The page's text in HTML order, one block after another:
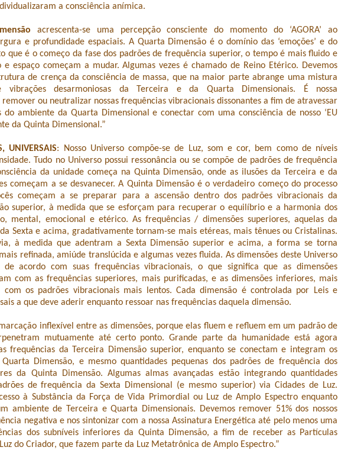
a consciência anímica.
acrescenta-se uma percepção consciente do momento do ‘AGORA’ ao
e profundidade espaciais. A Quarta Dimensão é o domínio das ‘emoções’ e do
que é o começo da fase dos padrões de frequência superior, o tempo é mais fluido e
espaço começam a mudar. Algumas vezes é chamado de Reino Etérico. Devemos
de crença da consciência de massa, que na maior parte abrange uma mistura
vibrações desarmoniosas da Terceira e da Quarta Dimensionais. É nossa
remover ou neutralizar nossas frequências vibracionais dissonantes a fim de atravessar
do ambiente da Quarta Dimensional e conectar com uma consciência de nosso ‘EU
da Quinta Dimensional.”
UNIVERSAIS: Nosso Universo compõe-se de Luz, som e cor, bem como de níveis
Tudo no Universo possui ressonância ou se compõe de padrões de frequência
da unidade começa na Quinta Dimensão, onde as ilusões da Terceira e da
começam a se desvanecer. A Quinta Dimensão é o verdadeiro começo do processo
começam a se preparar para a ascensão dentro dos padrões vibracionais da
superior, à medida que se esforçam para recuperar o equilíbrio e a harmonia dos
mental, emocional e etérico. As frequências / dimensões superiores, aquelas da
Sexta e acima, gradativamente tornam-se mais etéreas, mais tênues ou Cristalinas.
à medida que adentram a Sexta Dimensão superior e acima, a forma se torna
refinada, amiúde translúcida e algumas vezes fluida. As dimensões deste Universo
de acordo com suas frequências vibracionais, o que significa que as dimensões
com as frequências superiores, mais purificadas, e as dimensões inferiores, mais
com os padrões vibracionais mais lentos. Cada dimensão é controlada por Leis e
a que deve aderir enquanto ressoar nas frequências daquela dimensão.
inflexível entre as dimensões, porque elas fluem e refluem em um padrão de
mutuamente até certo ponto. Grande parte da humanidade está agora
frequências da Terceira Dimensão superior, enquanto se conectam e integram os
Dimensão, e mesmo quantidades pequenas dos padrões de frequência dos
da Quinta Dimensão. Algumas almas avançadas estão integrando quantidades
de frequência da Sexta Dimensional (e mesmo superior) via Cidades de Luz.
à Substância da Força de Vida Primordial ou Luz de Amplo Espectro enquanto
ambiente de Terceira e Quarta Dimensionais. Devemos remover 51% dos nossos
negativa e nos sintonizar com a nossa Assinatura Energética até pelo menos uma
dos subníveis inferiores da Quinta Dimensão, a fim de receber as Partículas
do Criador, que fazem parte da Luz Metatrônica de Amplo Espectro.”